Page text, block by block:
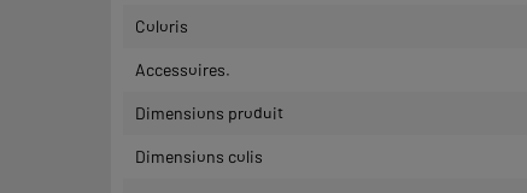
Coloris
Accessoires.
Dimensions produit
Dimensions colis